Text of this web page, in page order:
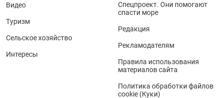
Видео
Туризм
Сельское хозяйство
Интересы
Спецпроект. Они помогают
спасти море
Редакция
Рекламодателям
Правила использования
материалов сайта
Политика обработки файлов
cookie (Куки)